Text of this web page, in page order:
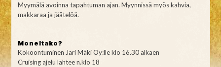
Myymälä avoinna tapahtuman ajan. Myynnissä myös kahvia,
makkaraa ja jäätelöä.
Moneltako?
Kokoontuminen Jari Mäki Oy:lle klo 16.30 alkaen
Cruising ajelu lähtee n.klo 18